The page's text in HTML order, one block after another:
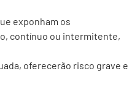
exponham os
contínuo ou intermitente,
oferecerão risco grave e